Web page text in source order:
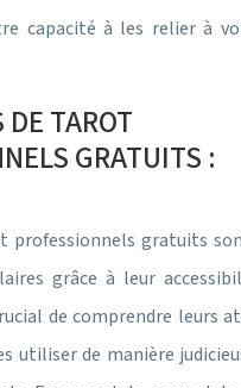
capacité à les relier à
TAROT
GRATUITS :
professionnels gratuits
grâce à leur
de comprendre leurs
utiliser de manière